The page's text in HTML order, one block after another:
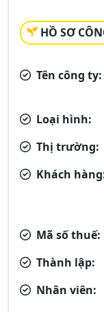
HỒ SƠ
Tên công ty:
Loại hình:
Thị trường:
Khách
Mã số thuế:
Thành lập:
Nhân viên: